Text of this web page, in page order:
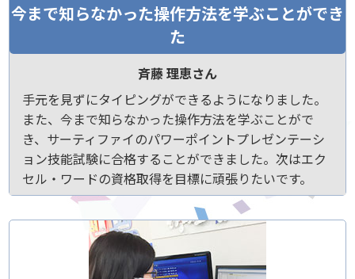
今まで知らなかった操作方法を学ぶことができ
た
斉藤 理恵さん
手元を見ずにタイピングができるようになりました。
また、今まで知らなかった操作方法を学ぶことがで
き、サーティファイのパワーポイントプレゼンテーシ
ョン技能試験に合格することができました。次はエク
セル・ワードの資格取得を目標に頑張りたいです。